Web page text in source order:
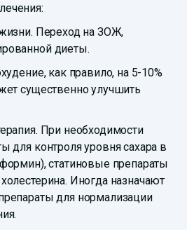
Переход на ЗОЖ,
диеты.
как правило, на 5-10%
существенно улучшить
При необходимости
для контроля уровня сахара в
статиновые препараты
Иногда назначают
для нормализации